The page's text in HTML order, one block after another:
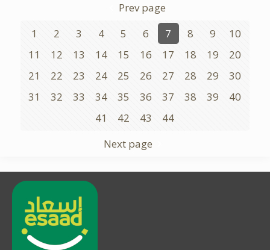
Prev page
1
2 3 4 5 6 7 8 9
10
11
12 13 14 15 16 17 18 19
20
21
22 23 24 25 26 27 28 29
30
31
32 33 34 35 36 37 38 39
40
41
42 43
44
Next page